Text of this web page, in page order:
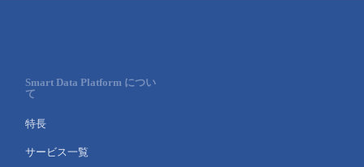
Smart Data Platform につい
て
特長
サービス一覧